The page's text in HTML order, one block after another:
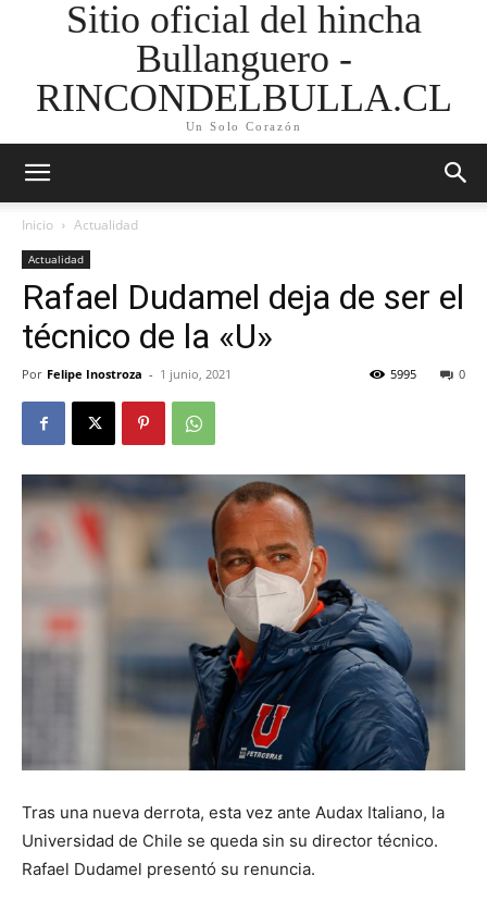
Sitio oficial del hincha
Bullanguero -
RINCONDELBULLA.CL
Un Solo Corazón
Inicio Actualidad
Actualidad
Rafael Dudamel deja de ser el
técnico de la «U»
Por Felipe Inostroza - 1 junio, 2021 0
5995
Tras una nueva derrota, esta vez ante Audax Italiano, la
Universidad de Chile se queda sin su director técnico.
Rafael Dudamel presentó su renuncia.